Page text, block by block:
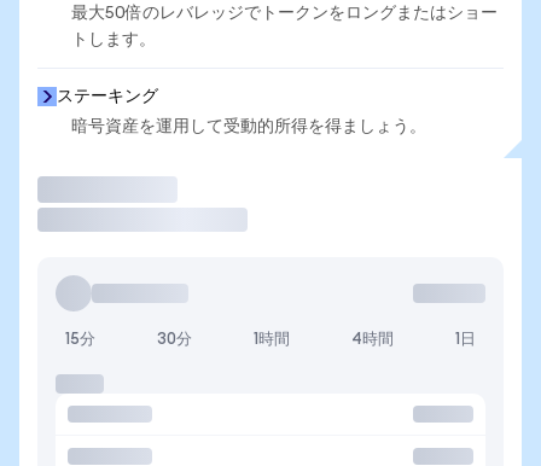
最大50倍のレバレッジでトークンをロングまたはショー
トします。
ステーキング
暗号資産を運用して受動的所得を得ましょう。
15分 30分 1時間 4時間 1日